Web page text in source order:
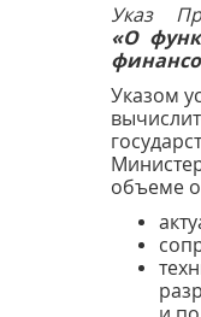
Указ
«О
Указом
объеме